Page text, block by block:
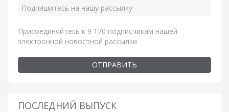
Присоединяйтесь к 9 170 подписчикам нашей
электронной новостной рассылки
ОТПРАВИТЬ
ПОСЛЕДНИЙ ВЫПУСК